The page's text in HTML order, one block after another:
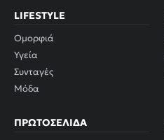
LIFESTYLE
Ομορφιά
Υγεία
Συνταγές
Μόδα
ΠΡΩΤΟΣΈΛΙΔΑ